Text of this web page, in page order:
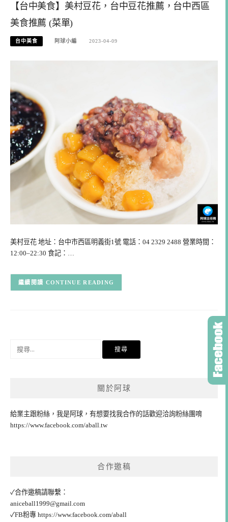
【台中美食】美村豆花，台中豆花推薦，台中西區
美食推薦 (菜單)
台中美食 阿球小編 2023-04-09
美村豆花 地址：台中市西區明義街1號 電話：04 2329 2488 營業時間：
12:00–22:30 食記：…
CONTINUE READING
關於阿球
給業主跟粉絲，我是阿球，有想要找我合作的話歡迎洽詢粉絲團唷
https://www.facebook.com/aball.tw
合作邀稿
✓合作邀稿請聯繫：
aniceball1999@gmail.com
✓FB粉專 https://www.facebook.com/aball